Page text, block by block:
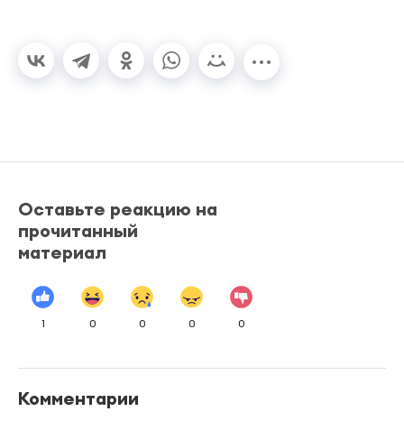
Оставьте реакцию на
прочитанный
материал
1 0 0 0 0
Комментарии